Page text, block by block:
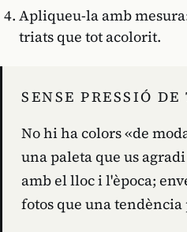
Apliqueu-la amb
triats que tot acolorit.
SENSE PRESSIÓ
No hi ha colors «de
una paleta que us
amb el lloc i l'època;
fotos que una tendència